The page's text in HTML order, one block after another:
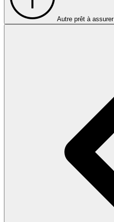
Autre prêt à assurer